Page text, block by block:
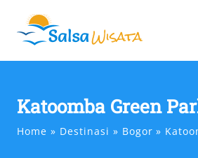
content
Katoomba Green
Home Destinasi Bogor